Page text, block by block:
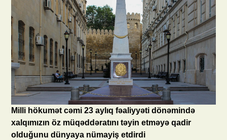
Milli hökumət cəmi 23 aylıq fəaliyyəti dönəmində
xalqımızın öz müqəddəratını təyin etməyə qadir
olduğunu dünyaya nümayiş etdirdi